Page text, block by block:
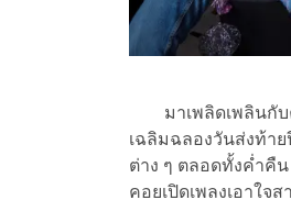
มาเพลิดเพลินกับค
เฉลิมฉลองวันส่งท้า
ต่าง ๆ ตลอดทั้งค่ำคื
คอยเปิดเพลงเอาใจ